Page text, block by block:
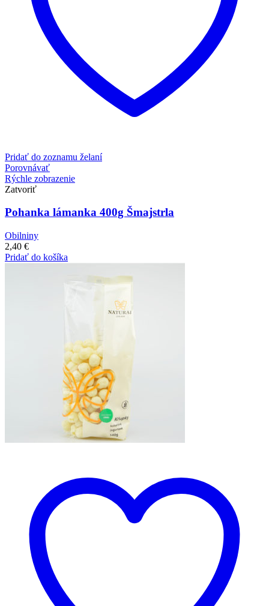
Pridať do zoznamu želaní
Porovnávať
Rýchle zobrazenie
Zatvoriť
Pohanka lámanka 400g Šmajstrla
Obilniny
2,40 €
Pridať do košíka